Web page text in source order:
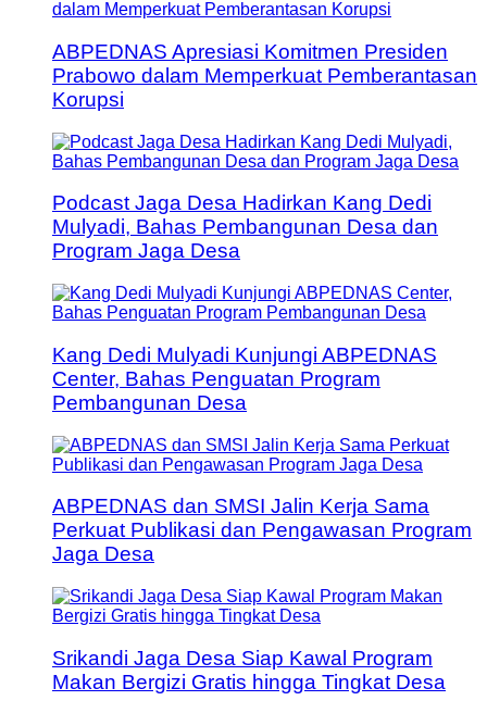
ABPEDNAS Apresiasi Komitmen Presiden
Prabowo dalam Memperkuat Pemberantasan
Korupsi
Podcast Jaga Desa Hadirkan Kang Dedi
Mulyadi, Bahas Pembangunan Desa dan
Program Jaga Desa
Kang Dedi Mulyadi Kunjungi ABPEDNAS
Center, Bahas Penguatan Program
Pembangunan Desa
ABPEDNAS dan SMSI Jalin Kerja Sama
Perkuat Publikasi dan Pengawasan Program
Jaga Desa
Srikandi Jaga Desa Siap Kawal Program
Makan Bergizi Gratis hingga Tingkat Desa